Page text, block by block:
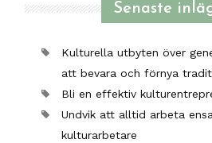
Senaste
Kulturella utbyten över
att bevara och förnya
Bli en effektiv
Undvik att alltid arbeta
kulturarbetare